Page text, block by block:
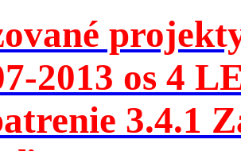
2013 os 4
3.4.1